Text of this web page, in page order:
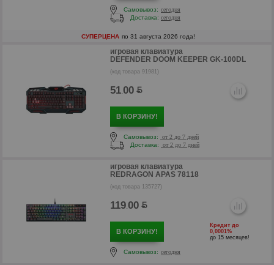
Самовывоз: сегодня
Доставка: сегодня
СУПЕРЦЕНА по 31 августа 2026 года!
игровая клавиатура
DEFENDER DOOM KEEPER GK-100DL
(код товара 91981)
51.00
В КОРЗИНУ!
Самовывоз:
от 2 до 7 дней
Доставка:
от 2 до 7 дней
игровая клавиатура
REDRAGON APAS 78118
(код товара 135727)
119.00
В КОРЗИНУ!
Кредит до
0,0001%
до 15 месяцев!
Самовывоз: сегодня